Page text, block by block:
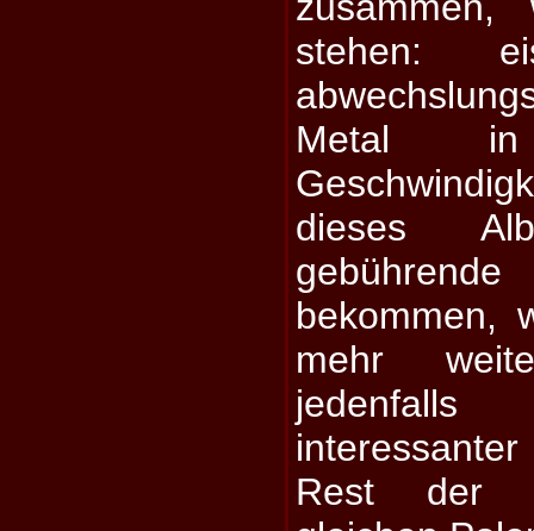
stehen:
Metal in
dieses
bekommen,
mehr
Rest der